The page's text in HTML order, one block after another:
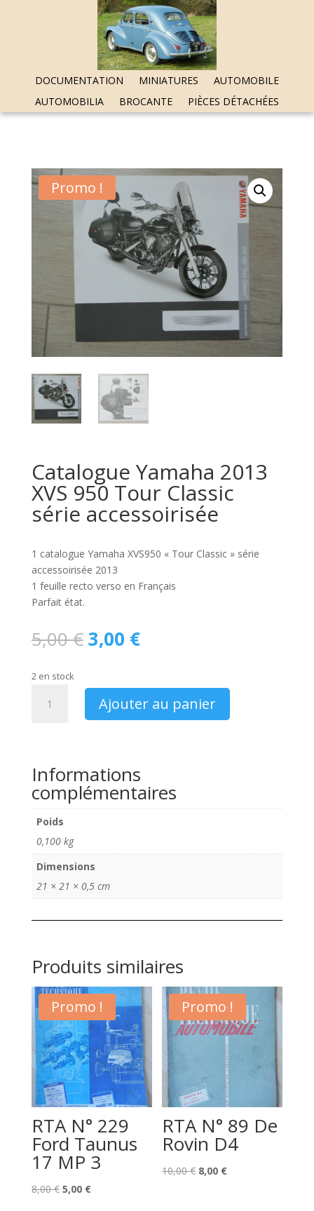
DOCUMENTATION MINIATURES
AUTOMOBILE
AUTOMOBILIA
BROCANTE PIÈCES DÉTACHÉES
Promo !
Catalogue Yamaha 2013
XVS 950 Tour Classic
série accessoirisée
1 catalogue Yamaha XVS950 « Tour Classic » série
accessoirisée 2013
1 feuille recto verso en Français
Parfait état.
5,00€ Le
prix
était :
5,00 €.
3,00 €Le
prix
est :
3,00 €.
2 en stock
XVS
950
Classic
série
accessoirisée
Ajouter au panier
Informations
complémentaires
Poids
0,100 kg
Dimensions
21 × 21 × 0,5 cm
Produits similaires
Promo !
RTA N° 229
Ford Taunus
17 MP 3
8,00€ Le
5,00 €Le
Promo !
RTA N° 89 De
Rovin D4
10,00€ Le
8,00 €Le